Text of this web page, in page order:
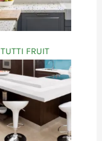
FRUIT